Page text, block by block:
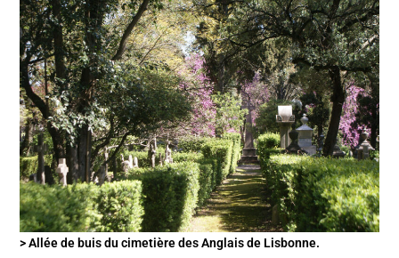
> Allée de buis du cimetière des Anglais de Lisbonne.